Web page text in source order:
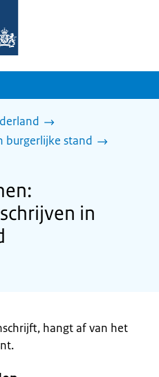
burgerlijke stand
in
hangt af van het